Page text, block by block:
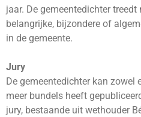
jaar. De gemeentedichter
belangrijke, bijzondere of
in de gemeente.
Jury
De gemeentedichter kan zowel
meer bundels heeft
jury, bestaande uit wethouder